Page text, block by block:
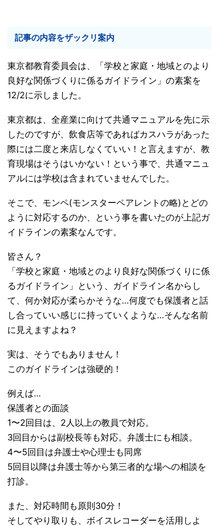
記事の内容をザックリ案内
東京都教育委員会は、「学校と家庭・地域とのより
良好な関係づくりに係るガイドライン」の素案を
12/2に示しました。
東京都は、全産業に向けて共通マニュアルを先に示
したのですが、飲食店等であればカスハラがあった
際には二度と来店しなくていい！と言えますが、教
育現場はそうはいかない！という事で、共通マニュ
アルには学校は含まれていませんでした。
そこで、モンペ(モンスターペアレントの略)とどの
ように対応するのか、という事を書いたのが上記ガ
イドラインの素案なんです。
皆さん？
「学校と家庭・地域とのより良好な関係づくりに係
るガイドライン」という、ガイドライン名からし
て、何か対応が柔らかそうな…何度でも保護者と話
し合っていい感じに持っていくような…そんな名前
に見えますよね？
実は、そうでもありません！
このガイドラインは強硬的！
例えば…
保護者との面談
1〜2回目は、2人以上の教員で対応。
3回目からは副校長等も対応。弁護士にも相談。
4〜5回目は弁護士や心理士も同席
5回目以降は弁護士等から第三者的な場への相談を
打診。
また、対応時間も原則30分！
そしてやり取りも、ボイスレコーダーを活用しよ